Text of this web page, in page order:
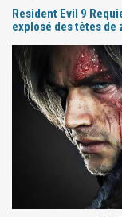
Resident Evil 9
explosé des têtes de